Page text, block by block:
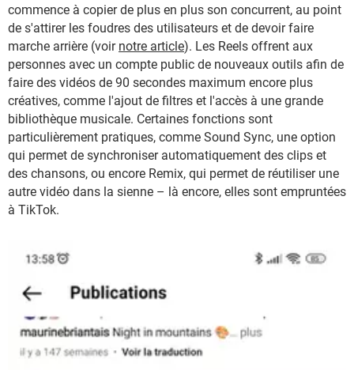
commence à copier de plus en plus son concurrent, au point
de s'attirer les foudres des utilisateurs et de devoir faire
marche arrière (voir notre article). Les Reels offrent aux
personnes avec un compte public de nouveaux outils afin de
faire des vidéos de 90 secondes maximum encore plus
créatives, comme l'ajout de filtres et l'accès à une grande
bibliothèque musicale. Certaines fonctions sont
particulièrement pratiques, comme Sound Sync, une option
qui permet de synchroniser automatiquement des clips et
des chansons, ou encore Remix, qui permet de réutiliser une
autre vidéo dans la sienne – là encore, elles sont empruntées
à TikTok.